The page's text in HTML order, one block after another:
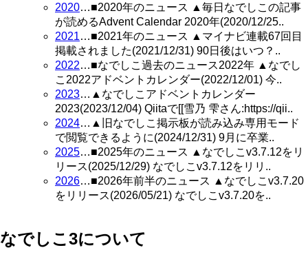
2020…■2020年のニュース ▲毎日なでしこの記事
が読めるAdvent Calendar 2020年(2020/12/25..
2021…■2021年のニュース ▲マイナビ連載67回目
掲載されました(2021/12/31) 90日後はいつ？..
2022…■なでしこ過去のニュース2022年 ▲なでし
こ2022アドベントカレンダー(2022/12/01) 今..
2023…▲なでしこアドベントカレンダー
2023(2023/12/04) Qiitaで[[雪乃 雫さん:https://qii..
2024…▲旧なでしこ掲示板が読み込み専用モード
で閲覧できるように(2024/12/31) 9月に卒業..
2025…■2025年のニュース ▲なでしこv3.7.12をリ
リース(2025/12/29) なでしこv3.7.12をリリ..
2026…■2026年前半のニュース ▲なでしこv3.7.20
をリリース(2026/05/21) なでしこv3.7.20を..
なでしこ3について